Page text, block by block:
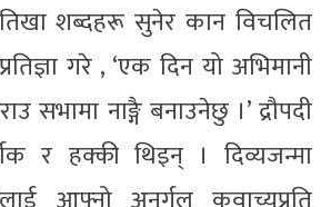
शब्दहरू सुनेर कान विचलित
गरे , ‘एक दिन यो अभिमानी
सभामा नाङ्गै बनाउनेछु ।’ द्रौपदी
र हक्की थिइन् । दिव्यजन्मा